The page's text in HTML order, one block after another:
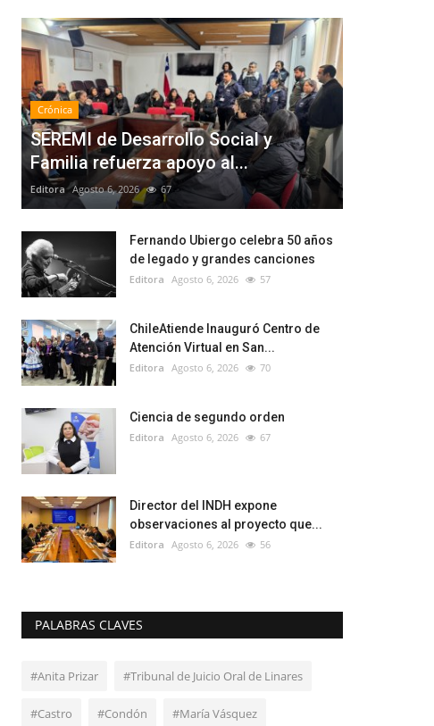
Crónica
SEREMI de Desarrollo Social y
Familia refuerza apoyo al...
Editora Agosto 6, 2026 67
Fernando Ubiergo celebra 50 años
de legado y grandes canciones
Editora Agosto 6, 2026 57
ChileAtiende Inauguró Centro de
Atención Virtual en San...
Editora Agosto 6, 2026 70
Ciencia de segundo orden
Editora Agosto 6, 2026 67
Director del INDH expone
observaciones al proyecto que...
Editora Agosto 6, 2026 56
PALABRAS CLAVES
#Anita Prizar #Tribunal de Juicio Oral de Linares
#Castro #Condón #María Vásquez